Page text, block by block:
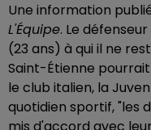
Une information
L'Équipe. Le
(23 ans) à qui il ne
Saint-Étienne
le club italien, la
quotidien sportif, "les